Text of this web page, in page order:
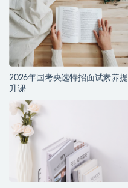
2026年国考央选特招面试素养提
升课